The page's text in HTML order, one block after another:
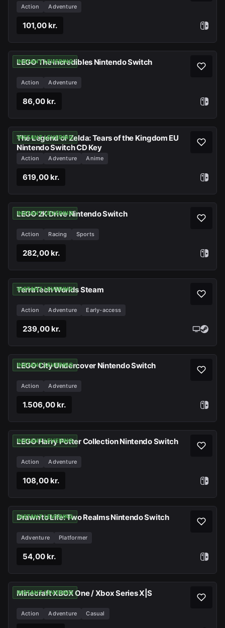
Action Adventure
101,00 kr.
INSTANT LEVERING
LEGO The Incredibles Nintendo Switch
Action Adventure
86,00 kr.
INSTANT LEVERING
The Legend of Zelda: Tears of the Kingdom EU
Nintendo Switch CD Key
Action Adventure Anime
619,00 kr.
INSTANT LEVERING
LEGO 2K Drive Nintendo Switch
Action Racing Sports
282,00 kr.
INSTANT LEVERING
TerraTech Worlds Steam
Action Adventure Early-access
239,00 kr.
INSTANT LEVERING
LEGO City Undercover Nintendo Switch
Action Adventure
1.506,00 kr.
INSTANT LEVERING
LEGO Harry Potter Collection Nintendo Switch
Action Adventure
108,00 kr.
INSTANT LEVERING
Drawn to Life: Two Realms Nintendo Switch
Adventure Platformer
54,00 kr.
INSTANT LEVERING
Minecraft XBOX One / Xbox Series X|S
Action Adventure Casual